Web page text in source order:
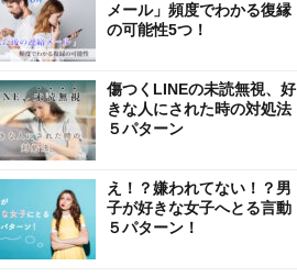
メール」頻度でわかる復縁
の可能性5つ！
傷つくLINEの未読無視、好
きな人にされた時の対処法
５パターン
え！？嫌われてない！？男
子が好きな女子へとる言動
５パターン！